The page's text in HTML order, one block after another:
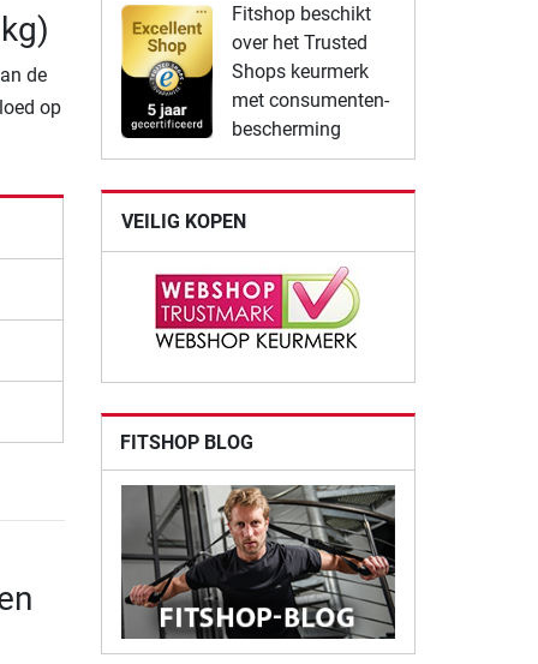
de
op
Fitshop beschikt
over het Trusted
Shops keurmerk
met consumenten-
bescherming
VEILIG KOPEN
FITSHOP BLOG